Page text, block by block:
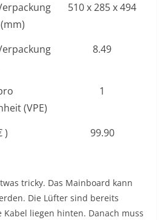
510 x 285 x 494
8.49
(VPE)
1
) 99.90
tricky. Das Mainboard kann
Die Lüfter sind bereits
liegen hinten. Danach muss